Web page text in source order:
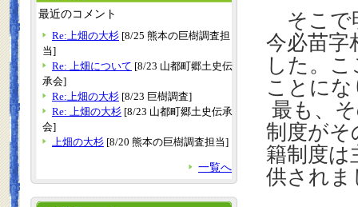
そこで
今必苗字
した。
ことに
最も、
制度がそ
籍制度は
供されま
最近のコメント
Re:上畑の大杉 [8/25 熊本の巨樹調査担
当]
Re: 上畑について [8/23 山都町郷土史伝
承会]
Re:上畑の大杉 [8/23 巨樹調査]
Re: 上畑の大杉 [8/23 山都町郷土史伝承
会]
上畑の大杉 [8/20 熊本の巨樹調査担当]
一覧へ